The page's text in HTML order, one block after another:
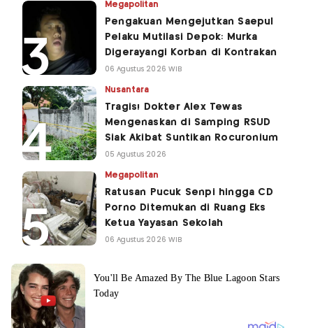
Megapolitan
Pengakuan Mengejutkan Saepul
Pelaku Mutilasi Depok: Murka
Digerayangi Korban di Kontrakan
06 Agustus 2026 WIB
Nusantara
Tragis! Dokter Alex Tewas
Mengenaskan di Samping RSUD
Siak Akibat Suntikan Rocuronium
05 Agustus 2026
Megapolitan
Ratusan Pucuk Senpi hingga CD
Porno Ditemukan di Ruang Eks
Ketua Yayasan Sekolah
06 Agustus 2026 WIB